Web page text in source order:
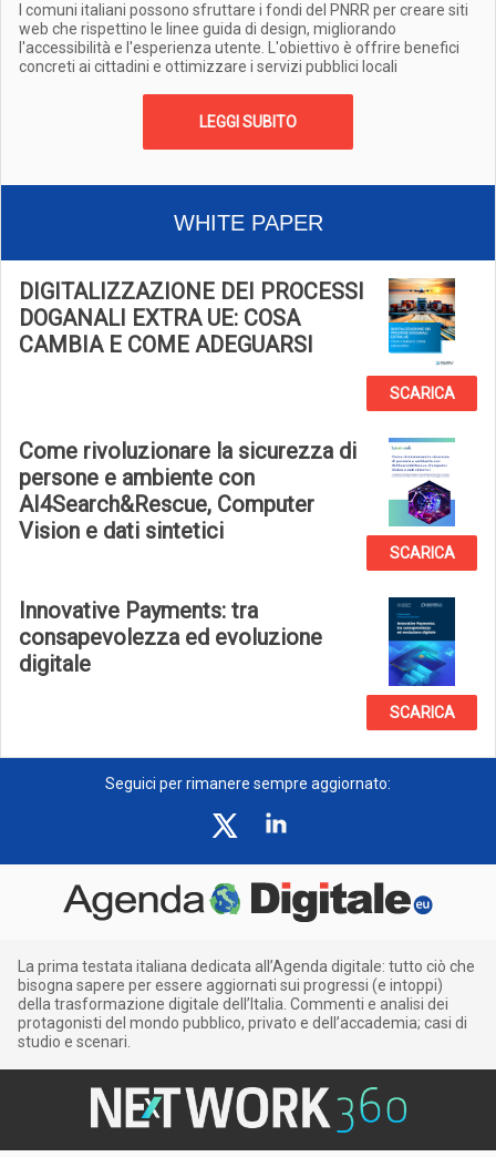
I comuni italiani possono sfruttare i fondi del PNRR per creare siti
web che rispettino le linee guida di design, migliorando
l'accessibilità e l'esperienza utente. L'obiettivo è offrire benefici
concreti ai cittadini e ottimizzare i servizi pubblici locali
LEGGI SUBITO
WHITE PAPER
DIGITALIZZAZIONE DEI PROCESSI
DOGANALI EXTRA UE: COSA
CAMBIA E COME ADEGUARSI
SCARICA
Come rivoluzionare la sicurezza di
persone e ambiente con
AI4Search&Rescue, Computer
Vision e dati sintetici
SCARICA
Innovative Payments: tra
consapevolezza ed evoluzione
digitale
SCARICA
Seguici per rimanere sempre aggiornato:
La prima testata italiana dedicata all’Agenda digitale: tutto ciò che
bisogna sapere per essere aggiornati sui progressi (e intoppi)
della trasformazione digitale dell’Italia. Commenti e analisi dei
protagonisti del mondo pubblico, privato e dell’accademia; casi di
studio e scenari.